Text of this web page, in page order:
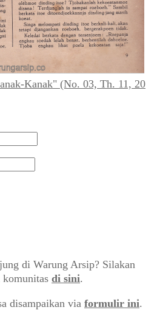
Kanak" (No. 03, Th. 11, 20
di Warung Arsip? Silakan
komunitas di sini.
disampaikan via formulir ini.